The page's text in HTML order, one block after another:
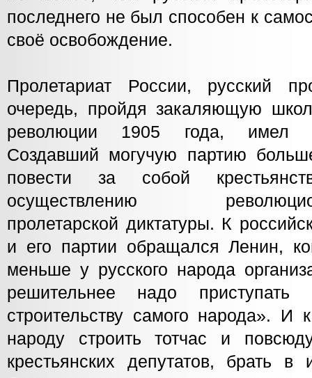
последнего не был способен к
своё освобождение.
Пролетариат России, русский
очередь, пройдя закаляющую
революции 1905 года, имел
Создавший могучую партию
повести за собой
осуществлению
пролетарской диктатуры. К
и его партии обращался Ленин,
меньше у русского народа
решительнее надо приступать
строительству самого народа». И
народу строить тотчас и
крестьянских депутатов, брать